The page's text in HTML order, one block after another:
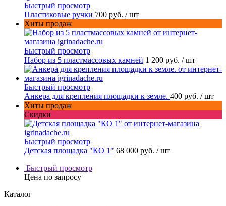
Быстрый просмотр
Пластиковые ручки 700 руб. / шт
Хиты продаж
Быстрый просмотр
Набор из 5 пластмассовых камней 1 200 руб. / шт
Быстрый просмотр
Анкера для крепления площадки к земле. 400 руб. / шт
Хиты продаж
Скидки
Быстрый просмотр
Детская площадка "КО 1" 68 000 руб. / шт
Быстрый просмотр
Цена по запросу
Каталог